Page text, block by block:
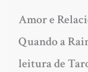
Amor e
Quando a
leitura de